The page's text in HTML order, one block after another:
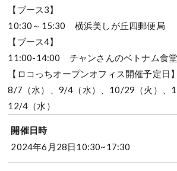
【ブース3】
10:30～15:30 横浜美しが丘四郵便局
【ブース4】
11:00-14:00 チャンさんのベトナム食堂
【ロコっちオープンオフィス開催予定日】
8/7（水）、9/4（水）、10/29（火）、
12/4（水）
開催日時
2024年6月28日10:30~17:30